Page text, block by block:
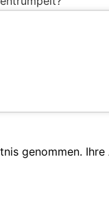
genommen.